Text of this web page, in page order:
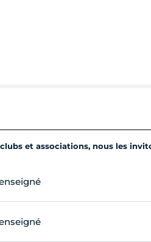
et associations, nous les